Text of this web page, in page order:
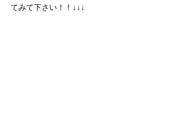
てみて下さい！！↓↓↓